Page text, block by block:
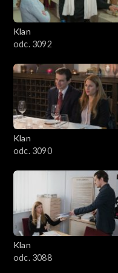
3101–3200
3001–3100
2901–3000
2801–2900
2701–2800
2401–2500
2301–2400
Klan
odc. 3092
Klan
odc. 3090
Klan
odc. 3088